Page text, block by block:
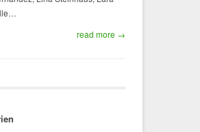
read more →